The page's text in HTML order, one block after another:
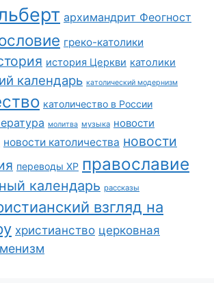
архимандрит Феогност
греко-католики
история Церкви католики
календарь католический модернизм
католичество в России
молитва музыка новости
новости католичества новости
переводы ХР православие
календарь рассказы
взгляд на
христианство церковная